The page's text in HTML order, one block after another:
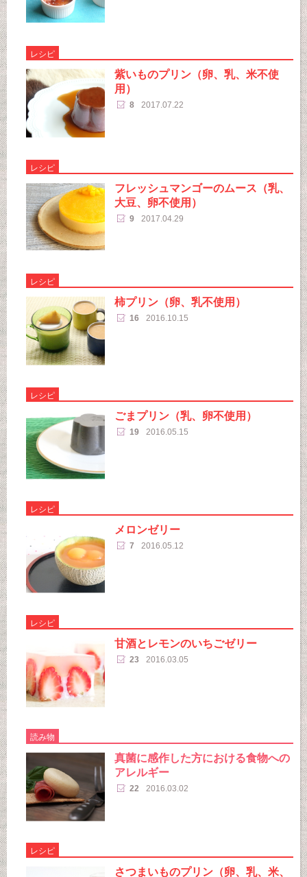
レシピ
紫いものプリン（卵、乳、米不使
用）
8 2017.07.22
レシピ
フレッシュマンゴーのムース（乳、
大豆、卵不使用）
9 2017.04.29
レシピ
柿プリン（卵、乳不使用）
16 2016.10.15
レシピ
ごまプリン（乳、卵不使用）
19 2016.05.15
レシピ
メロンゼリー
7 2016.05.12
レシピ
甘酒とレモンのいちごゼリー
23 2016.03.05
読み物
真菌に感作した方における食物への
アレルギー
22 2016.03.02
レシピ
さつまいものプリン（卵、乳、米、